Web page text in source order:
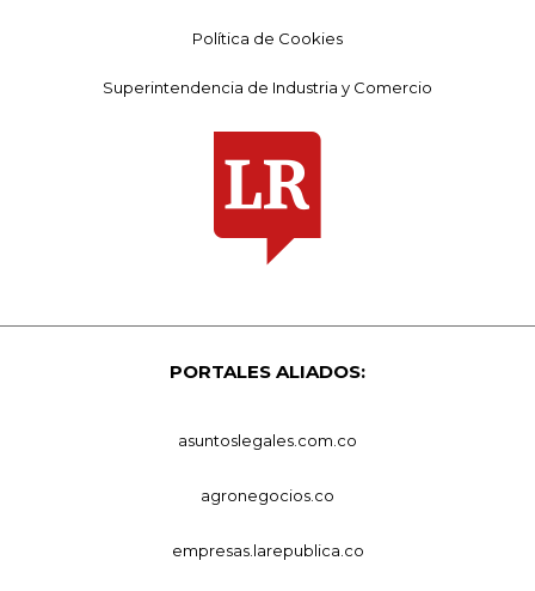
Política de Cookies
Superintendencia de Industria y Comercio
PORTALES ALIADOS:
asuntoslegales.com.co
agronegocios.co
empresas.larepublica.co